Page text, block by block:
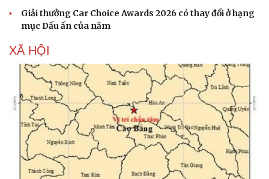
Giải thưởng Car Choice Awards 2026 có thay đổi ở hạng
mục Dấu ấn của năm
XÃ HỘI